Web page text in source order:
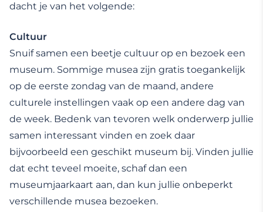
dacht je van het volgende:
Cultuur
Snuif samen een beetje cultuur op en bezoek een
museum. Sommige musea zijn gratis toegankelijk
op de eerste zondag van de maand, andere
culturele instellingen vaak op een andere dag van
de week. Bedenk van tevoren welk onderwerp jullie
samen interessant vinden en zoek daar
bijvoorbeeld een geschikt museum bij. Vinden jullie
dat echt teveel moeite, schaf dan een
museumjaarkaart aan, dan kun jullie onbeperkt
verschillende musea bezoeken.